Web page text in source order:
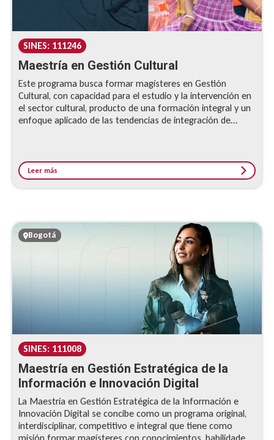
SINES: 111246
Maestría en Gestión Cultural
Este programa busca formar magísteres en Gestión
Cultural, con capacidad para el estudio y la intervención en
el sector cultural, producto de una formación integral y un
enfoque aplicado de las tendencias de integración de
el sector cultural se mejora el bienestar social, por eso, en
la Universidad del Rosario nos proponemos con esta
territorios.
Leer más
Bogotá
SINES: 111008
Maestría en Gestión Estratégica de la
Información e Innovación Digital
La Maestría en Gestión Estratégica de la Información e
Innovación Digital se concibe como un programa original,
interdisciplinar, competitivo e integral que tiene como